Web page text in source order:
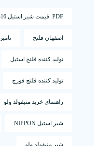
PDF قیمت شیر استیل 316
اصفهان فلنج
تولید کننده فلنج استیل
تولید کننده فلنج فورج
راهنمای خرید منیفولد ولو
شیر استیل NIPPON